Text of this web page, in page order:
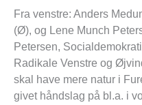
Fra venstre: Anders
(Ø), og Lene Munch
Petersen,
Radikale Venstre og
skal have mere natur i
givet håndslag på bl.a. i
mere
natur